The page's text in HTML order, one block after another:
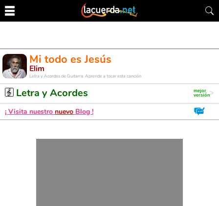
Mi todo es Jesús
Elim
Letra y Acordes de Guitarra. Aprende a tocar esta canción
Letra y Acordes
¡ Visita nuestro nuevo Blog !